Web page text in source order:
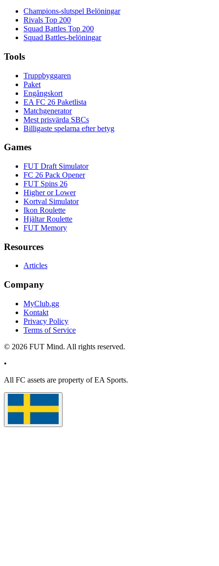
Champions-slutspel Belöningar
Rivals Top 200
Squad Battles Top 200
Squad Battles-belöningar
Tools
Truppbyggaren
Paket
Engångskort
EA FC 26 Paketlista
Matchgenerator
Mest prisvärda SBCs
Billigaste spelarna efter betyg
Games
FUT Draft Simulator
FC 26 Pack Opener
FUT Spins 26
Higher or Lower
Kortval Simulator
Ikon Roulette
Hjältar Roulette
FUT Memory
Resources
Articles
Company
MyClub.gg
Kontakt
Privacy Policy
Terms of Service
© 2026 FUT Mind. All rights reserved.
•
All FC assets are property of EA Sports.